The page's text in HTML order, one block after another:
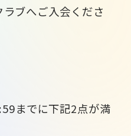
ブへご入会くださ
までに下記2点が満